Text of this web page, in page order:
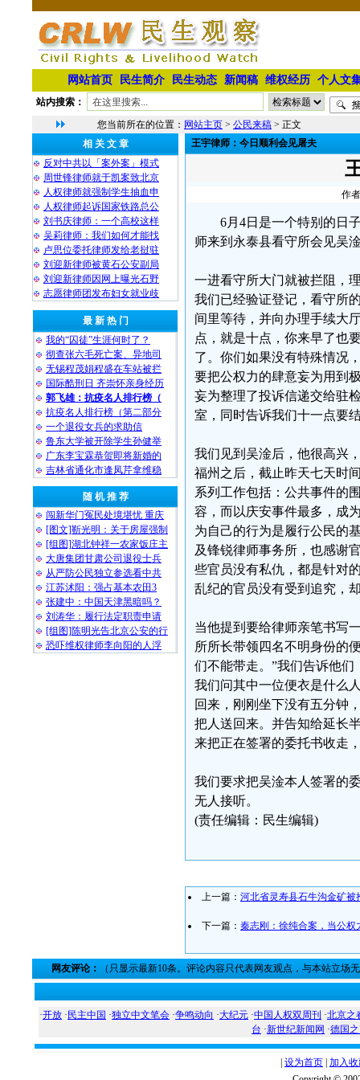
网站首页 民生简介 民生动态 新闻稿 维权经历 个人文
站内搜索：
您当前所在的位置： 网站主页 > 公民来稿 > 正文
相 关 文 章
反对中共以「案外案」模式
周世锋律师就于凯案致北京
人权律师就强制学生抽血申
人权律师起诉国家铁路总公
刘书庆律师：一个高校这样
吴莉律师：我们如何才能找
卢思位委托律师发给老挝驻
刘迎新律师被黄石公安副局
刘迎新律师因网上曝光石野
志愿律师团发布妇女就业歧
最 新 热 门
我的“囚徒”生涯何时了？
彻查张六毛死亡案、异地司
无锡程茂娟程盛在车站被拦
国际酷刑日 齐崇怀亲身经历
郭飞雄：抗疫名人排行榜（
抗疫名人排行榜（第二部分
一个退役女兵的求助信
鲁东大学被开除学生孙健举
广东李宝霖恭贺即将新婚的
吉林省通化市逢凤芹拿维稳
随 机 推 荐
闯新华门冤民处境堪忧 重庆
[图文]靳光明：关于房屋强制
[组图]湖北钟祥一农家饭庄主
大唐集团甘肃公司退役士兵
从严防公民独立参选看中共
江苏沭阳：强占基本农田3
张建中：中国天津黑暗吗？
刘涛华：履行法定职责申请
[组图]陈明光告北京公安的行
恐吓维权律师李向阳的人浮
王宇律师：今日顺利会见屠夫
作
6月4日是一个特别的日
师来到永泰县看守所会见吴
一进看守所大门就被拦阻，
我们已经验证登记，看守所
间里等待，并向办理手续大
点，就是十点，你来早了也
了。你们如果没有特殊情况
要把公权力的肆意妄为用到
妄为整理了投诉信递交给驻
室，同时告诉我们十一点要
我们见到吴淦后，他很高兴
福州之后，截止昨天七天时
系列工作包括：公共事件的
容，而以庆安事件最多，成
为自己的行为是履行公民的
及锋锐律师事务所，也感谢
些官员没有私仇，都是针对
乱纪的官员没有受到追究，
当他提到要给律师亲笔书写
所所长带领四名不明身份的
们不能带走。”我们告诉他
我们问其中一位便衣是什么
回来，刚刚坐下没有五分钟
把人送回来。并告知给延长
来把正在签署的委托书收走
我们要求把吴淦本人签署的
无人接听。
(责任编辑：民生编辑)
上一篇： 河北省灵寿县石牛沟金矿被
下一篇： 秦志刚：徐纯合案，当公权
网友评论： （只显示最新10条。评论内容只代表网友观点，与本站立场
·开放 · 民主中国 ·独立中文笔会 ·争鸣动向 ·大纪元 ·中国人权双周刊 ·北京之
台 ·新世纪新闻网 ·德国
设为首页 加入